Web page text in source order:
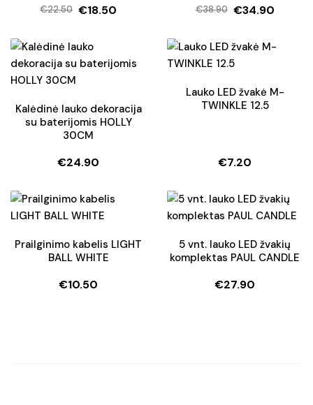
€22.50
Original
was:
€22.50.
€18.50
Current
is:
€18.50.
5.00iš 5
€38.90
Original
was:
€34.90
Current
is:
Kalėdinė lauko dekoracija
su baterijomis HOLLY
30CM
€24.90
Lauko LED žvakė M-
TWINKLE 12.5
€7.20
Prailginimo kabelis LIGHT
BALL WHITE
€10.50
5 vnt. lauko LED žvakių
komplektas PAUL CANDLE
€27.90